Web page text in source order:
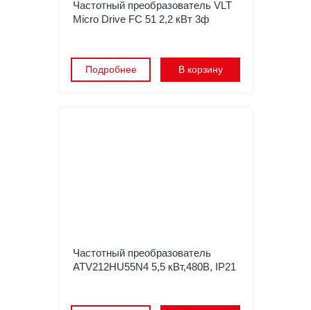
Частотный преобразователь VLT
Micro Drive FC 51 2,2 кВт 3ф
Подробнее В корзину
Частотный преобразователь
ATV212HU55N4 5,5 кВт,480В, IP21